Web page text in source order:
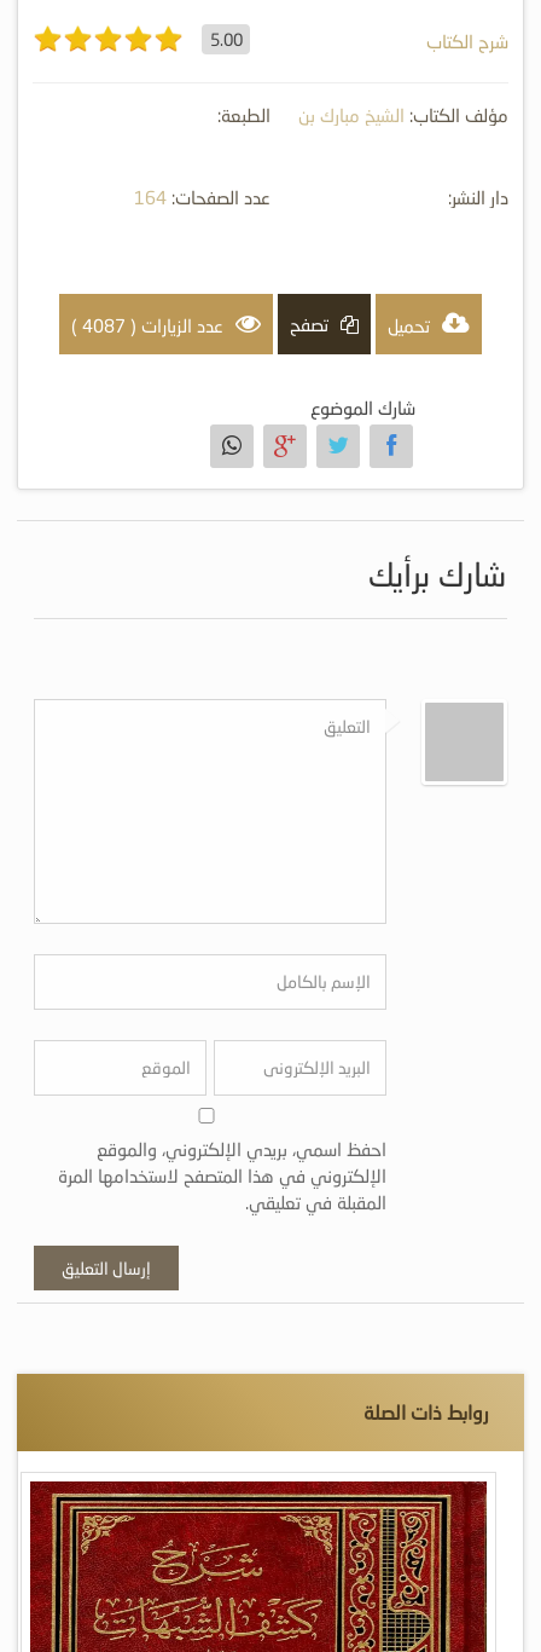
شرح الكتاب 5.00
مؤلف الكتاب: الشيخ مبارك بن
الطبعة:
دار النشر: عدد الصفحات:164
تحميل تصفح عدد الزيارات ( 4087 )
شارك الموضوع
شارك برأيك
احفظ اسمي، بريدي الإلكتروني، والموقع
الإلكتروني في هذا المتصفح لاستخدامها المرة
المقبلة في تعليقي.
روابط ذات الصلة